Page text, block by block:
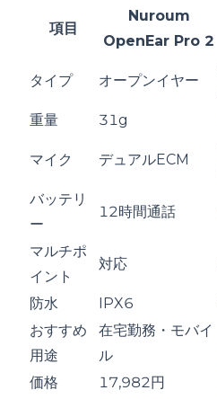
項目
Nuroum
OpenEar Pro 2
タイプ オープンイヤー
重量 31g
マイク デュアルECM
バッテリ
ー
12時間通話
マルチポ
イント
対応
防水 IPX6
おすすめ
用途
在宅勤務・モバイ
ル
価格
17,982円